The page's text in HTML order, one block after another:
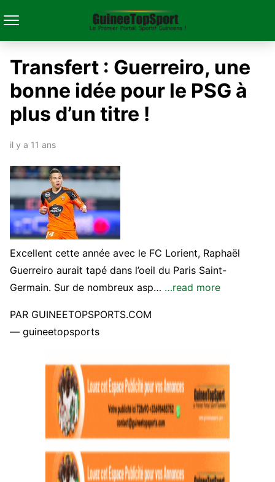
Transfert : Guerreiro, une
bonne idée pour le PSG à
plus d’un titre !
il y a 11 ans
Excellent cette année avec le FC Lorient, Raphaël
Guerreiro aurait tapé dans l’oeil du Paris Saint-
Germain. Sur de nombreux asp… …read more
PAR GUINEETOPSPORTS.COM
— guineetopsports